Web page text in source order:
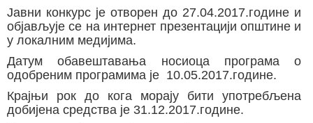
Јавни конкурс је отворен до 27.04.2017.године и
објављује се на интернет презентацији општине и
у локалним медијима.
Датум обавештавања носиоца програма о
одобреним програмима је 10.05.2017.године.
Крајњи рок до кога морају бити употребљена
добијена средства је 31.12.2017.године.